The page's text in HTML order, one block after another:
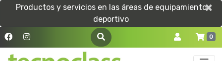
Productos y servicios en las áreas de equipamiento
deportivo
×
×
0